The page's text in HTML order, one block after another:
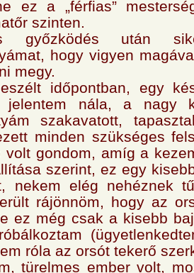
ez a „férfias”
szinten.
győzködés után
hogy vigyen
megy.
időpontban, egy
nála, a nagy
szakavatott,
minden szükséges
volt gondom, amíg a
szerint, ez egy
nekem elég nehéznek
rájönnöm, hogy az
ez még csak a kisebb
róla az orsót tekerő
türelmes ember volt,